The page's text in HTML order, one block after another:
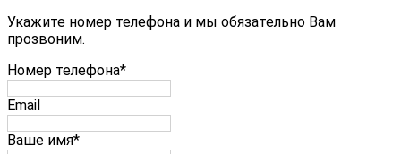
Укажите номер телефона и мы обязательно Вам
прозвоним.
Номер телефона*
Email
Ваше имя*